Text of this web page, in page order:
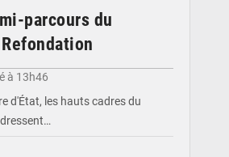
parcours du
à 13h46
d'État, les hauts cadres du